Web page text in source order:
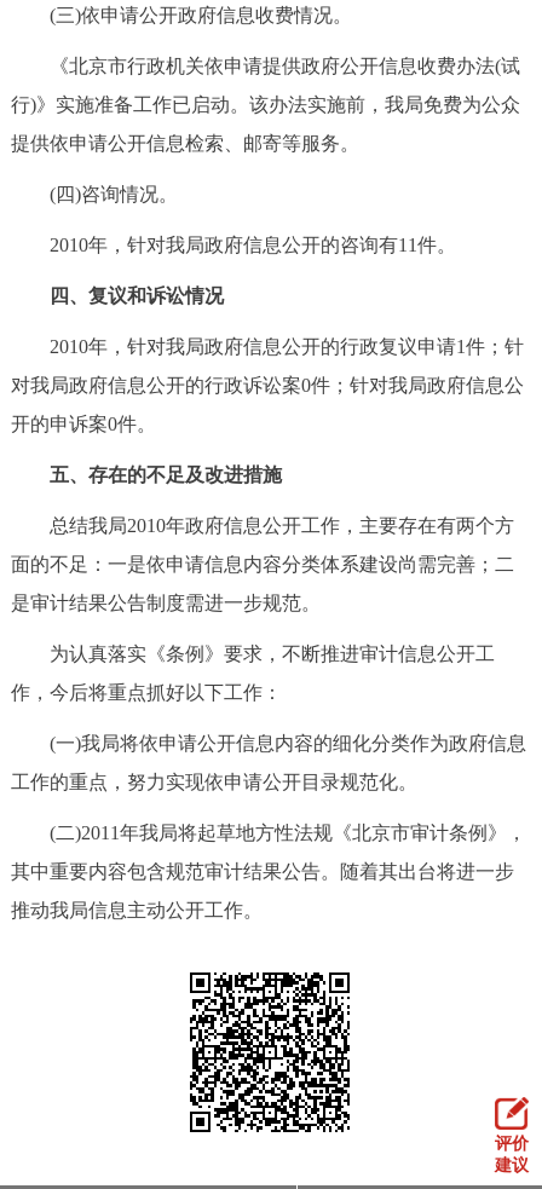
(三)依申请公开政府信息收费情况。
《北京市行政机关依申请提供政府公开信息收费办法(试
行)》实施准备工作已启动。该办法实施前，我局免费为公众
提供依申请公开信息检索、邮寄等服务。
(四)咨询情况。
2010年，针对我局政府信息公开的咨询有11件。
四、复议和诉讼情况
2010年，针对我局政府信息公开的行政复议申请1件；针
对我局政府信息公开的行政诉讼案0件；针对我局政府信息公
开的申诉案0件。
五、存在的不足及改进措施
总结我局2010年政府信息公开工作，主要存在有两个方
面的不足：一是依申请信息内容分类体系建设尚需完善；二
是审计结果公告制度需进一步规范。
为认真落实《条例》要求，不断推进审计信息公开工
作，今后将重点抓好以下工作：
(一)我局将依申请公开信息内容的细化分类作为政府信息
工作的重点，努力实现依申请公开目录规范化。
(二)2011年我局将起草地方性法规《北京市审计条例》，
其中重要内容包含规范审计结果公告。随着其出台将进一步
推动我局信息主动公开工作。
评价
建议